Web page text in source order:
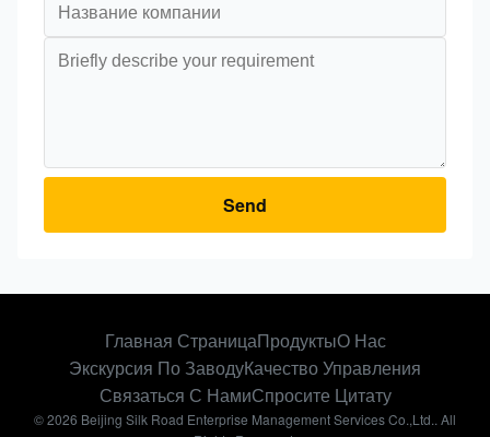
Send
Главная СтраницаПродуктыО Нас
Экскурсия По ЗаводуКачество Управления
Связаться С НамиСпросите Цитату
© 2026 Beijing Silk Road Enterprise Management Services Co.,Ltd.. All